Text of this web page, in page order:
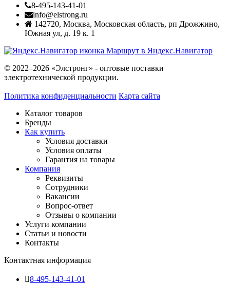
8-495-143-41-01
info@elstrong.ru
142720, Москва, Московская область, рп Дрожжино,
Южная ул, д. 19 к. 1
Маршрут в Яндекс.Навигатор
© 2022–2026 «Элстронг» - оптовые поставки
электротехнической продукции.
Политика конфиденциальности Карта сайта
Каталог товаров
Бренды
Как купить
Условия доставки
Условия оплаты
Гарантия на товары
Компания
Реквизиты
Сотрудники
Вакансии
Вопрос-ответ
Отзывы о компании
Услуги компании
Статьи и новости
Контакты
Контактная информация
8-495-143-41-01